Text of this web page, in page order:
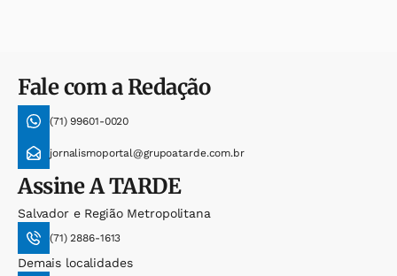
Fale com a Redação
(71) 99601-0020
jornalismoportal@grupoatarde.com.br
AssineA TARDE
Salvador e Região Metropolitana
(71) 2886-1613
Demais localidades